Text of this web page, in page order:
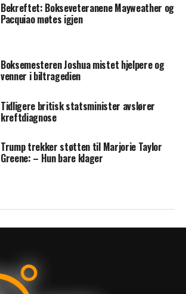
Bekreftet: Bokseveteranene Mayweather og
Pacquiao møtes igjen
Boksemesteren Joshua mistet hjelpere og
venner i biltragedien
Tidligere britisk statsminister avslører
kreftdiagnose
Trump trekker støtten til Marjorie Taylor
Greene: – Hun bare klager